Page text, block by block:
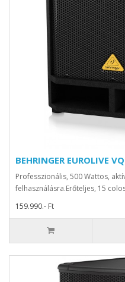
BEHRINGER EUROLIVE
Professzionális, 500 Wattos,
felhasználásra.Erőteljes, 15
159.990.- Ft